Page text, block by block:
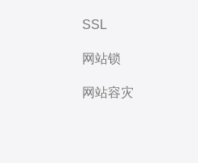
SSL
网站锁
网站容灾